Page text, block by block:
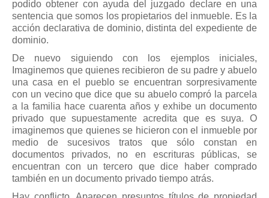
podido obtener con ayuda del juzgado declare en una
sentencia que somos los propietarios del inmueble. Es la
acción declarativa de dominio, distinta del expediente de
dominio.
De nuevo siguiendo con los ejemplos iniciales,
Imaginemos que quienes recibieron de su padre y abuelo
una casa en el pueblo se encuentran sorpresivamente
con un vecino que dice que su abuelo compró la parcela
a la familia hace cuarenta años y exhibe un documento
privado que supuestamente acredita que es suya. O
imaginemos que quienes se hicieron con el inmueble por
medio de sucesivos tratos que sólo constan en
documentos privados, no en escrituras públicas, se
encuentran con un tercero que dice haber comprado
también en un documento privado tiempo atrás.